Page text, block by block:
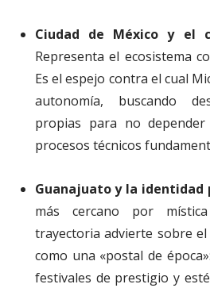
Ciudad de México y el
Representa el ecosistema
Es el espejo contra el cual
autonomía, buscando
propias para no
procesos técnicos
Guanajuato y la
más cercano por
trayectoria advierte sobre
como una «postal de
festivales de prestigio y